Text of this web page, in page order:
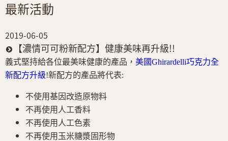
最新活動
2019-06-05
【濃情可可粉新配方】健康美味再升級!!
義式堅持給各位最美味健康的產品， 美國Ghirardelli巧克力全
新配方升級!新配方的產品將代表:
不使用基因改造原物料
不再使用人工香料
不再使用人工色素
不再使用玉米糖漿固形物